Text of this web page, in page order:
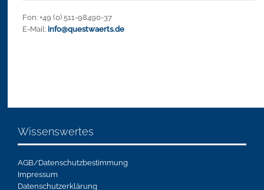
Fon: +49 (0) 511-98490-37
E-Mail: info@questwaerts.de
Wissenswertes
AGB/Datenschutzbestimmung
Impressum
Datenschutzerklärung